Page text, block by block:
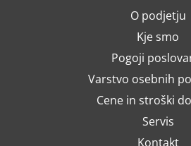
O podjetju
Kje smo
Pogoji
Varstvo osebnih
Cene in stroški
Servis
Kontakt